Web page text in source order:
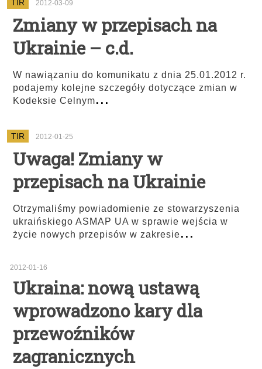
TIR 2012-03-09
Zmiany w przepisach na
Ukrainie – c.d.
W nawiązaniu do komunikatu z dnia 25.01.2012 r.
podajemy kolejne szczegóły dotyczące zmian w
Kodeksie Celnym...
TIR 2012-01-25
Uwaga! Zmiany w
przepisach na Ukrainie
Otrzymaliśmy powiadomienie ze stowarzyszenia
ukraińskiego ASMAP UA w sprawie wejścia w
życie nowych przepisów w zakresie...
2012-01-16
Ukraina: nową ustawą
wprowadzono kary dla
przewoźników
zagranicznych